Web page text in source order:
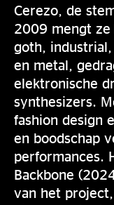
Cerezo, de
2009 mengt
goth,
en metal,
elektronische
synthesizers.
fashion design
en boodschap
performances.
Backbone
van het